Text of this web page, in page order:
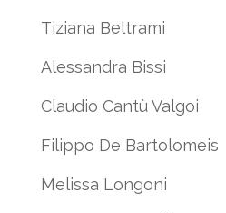
Tiziana Beltrami
Alessandra Bissi
Claudio Cantù Valgoi
Filippo De Bartolomeis
Melissa Longoni